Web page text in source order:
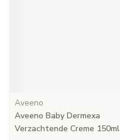
Aveeno
Aveeno Baby Dermexa
Verzachtende Creme 150ml